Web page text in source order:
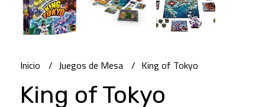
Inicio Juegos de Mesa King of Tokyo
King of Tokyo